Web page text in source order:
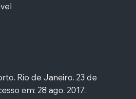
Rio de Janeiro. 23 de
em: 28 ago. 2017.